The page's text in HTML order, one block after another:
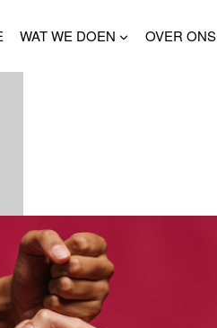
WAT WE DOEN OVER ONS